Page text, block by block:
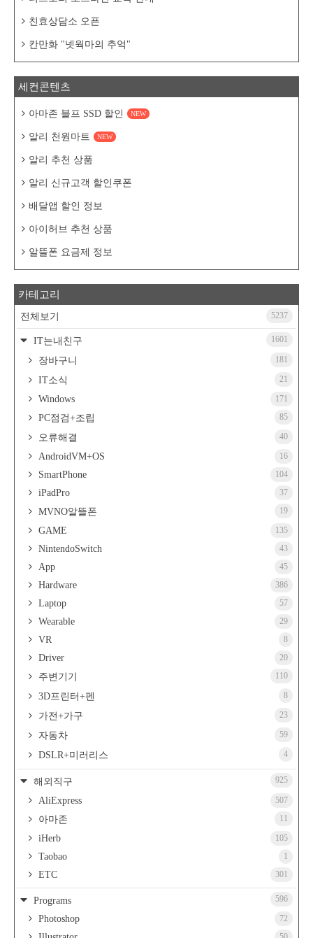
친효상담소 오픈
칸만화 "넷웍마의 추억"
세컨콘텐츠
아마존 블프 SSD 할인 NEW
알리 천원마트 NEW
알리 추천 상품
알리 신규고객 할인쿠폰
배달앱 할인 정보
아이허브 추천 상품
알뜰폰 요금제 정보
카테고리
전체보기 5237
IT는내친구 1601
장바구니 181
IT소식 21
Windows 171
PC점검+조립 85
오류해결 40
AndroidVM+OS 16
SmartPhone 104
iPadPro 37
MVNO알뜰폰 19
GAME 135
NintendoSwitch 43
App 45
Hardware 386
Laptop 57
Wearable 29
VR 8
Driver 20
주변기기 110
3D프린터+펜 8
가전+가구 23
자동차 59
DSLR+미러리스 4
해외직구 925
AliExpress 507
아마존 11
iHerb 105
Taobao 1
ETC 301
Programs 596
Photoshop 72